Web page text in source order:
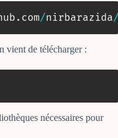
. com/nirbarazida
vient de télécharger :
nécessaires pour